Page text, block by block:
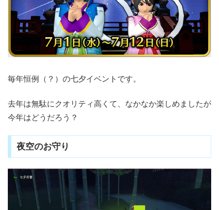
毎年恒例（？）の七夕イベントです。
去年は無駄にクオリティ高くて、なかなか楽しめましたが
今年はどうだろう？
夜空のお守り